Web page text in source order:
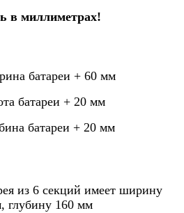
в миллиметрах!
батареи + 60 мм
батареи + 20 мм
батареи + 20 мм
из 6 секций имеет ширину
глубину 160 мм